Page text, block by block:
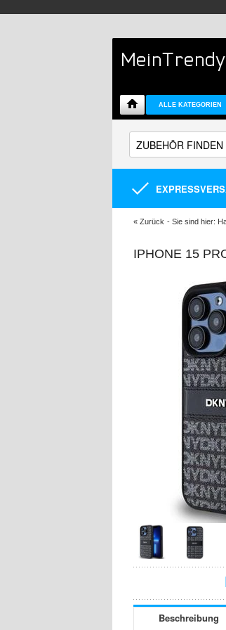
ALLE KATEGORIEN
« Zurück - Sie sind hier:
IPHONE 15
Beschreibung